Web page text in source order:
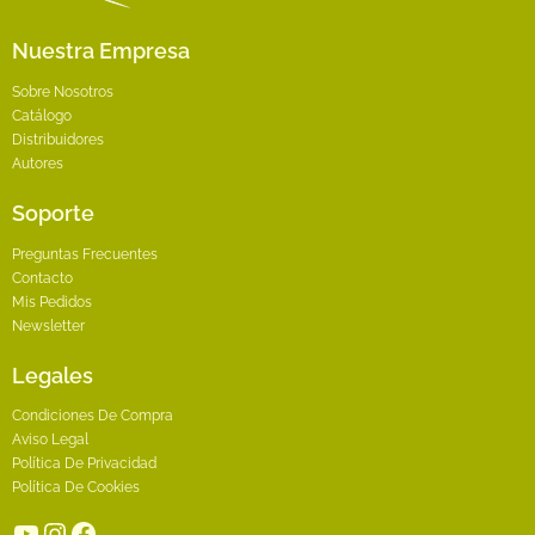
Nuestra Empresa
Sobre Nosotros
Catálogo
Distribuidores
Autores
Soporte
Preguntas Frecuentes
Contacto
Mis Pedidos
Newsletter
Legales
Condiciones De Compra
Aviso Legal
Política De Privacidad
Política De Cookies